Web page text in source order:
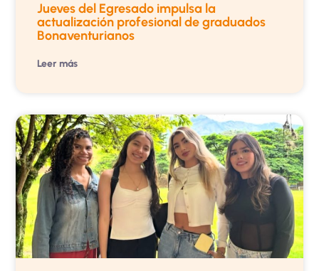
Jueves del Egresado impulsa la
actualización profesional de graduados
Bonaventurianos
Leer más